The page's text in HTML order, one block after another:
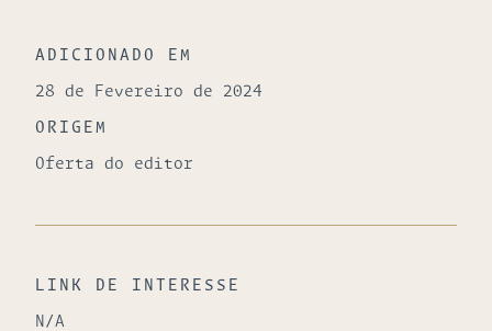
ADICIONADO EM
28 de Fevereiro de 2024
ORIGEM
Oferta do editor
LINK DE INTERESSE
N/A